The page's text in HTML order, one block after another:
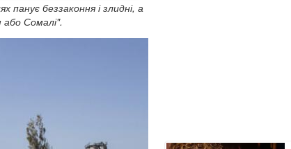
беззаконня і злидні, а
Сомалі".